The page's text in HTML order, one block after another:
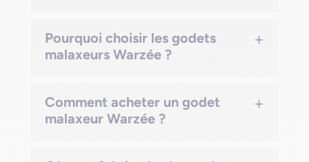
Pourquoi choisir les godets
malaxeurs Warzée ?
+
Comment acheter un godet
malaxeur Warzée ?
+